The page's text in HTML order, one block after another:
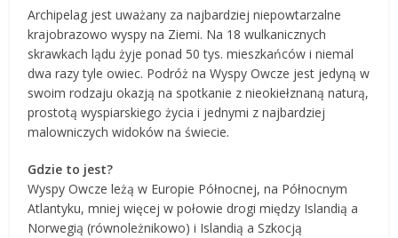
Archipelag jest uważany za najbardziej niepowtarzalne
krajobrazowo wyspy na Ziemi. Na 18 wulkanicznych
skrawkach lądu żyje ponad 50 tys. mieszkańców i niemal
dwa razy tyle owiec. Podróż na Wyspy Owcze jest jedyną w
swoim rodzaju okazją na spotkanie z nieokiełznaną naturą,
prostotą wyspiarskiego życia i jednymi z najbardziej
malowniczych widoków na świecie.
Gdzie to jest?
Wyspy Owcze leżą w Europie Północnej, na Północnym
Atlantyku, mniej więcej w połowie drogi między Islandią a
Norwegią (równoleżnikowo) i Islandią a Szkocją